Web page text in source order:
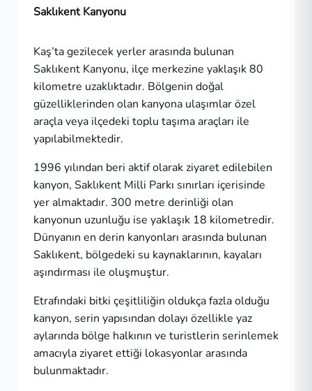
Saklıkent Kanyonu
Kaş’ta gezilecek yerler arasında bulunan
Saklıkent Kanyonu, ilçe merkezine yaklaşık 80
kilometre uzaklıktadır. Bölgenin doğal
güzelliklerinden olan kanyona ulaşımlar özel
araçla veya ilçedeki toplu taşıma araçları ile
yapılabilmektedir.
1996 yılından beri aktif olarak ziyaret edilebilen
kanyon, Saklıkent Milli Parkı sınırları içerisinde
yer almaktadır. 300 metre derinliği olan
kanyonun uzunluğu ise yaklaşık 18 kilometredir.
Dünyanın en derin kanyonları arasında bulunan
Saklıkent, bölgedeki su kaynaklarının, kayaları
aşındırması ile oluşmuştur.
Etrafındaki bitki çeşitliliğin oldukça fazla olduğu
kanyon, serin yapısından dolayı özellikle yaz
aylarında bölge halkının ve turistlerin serinlemek
amacıyla ziyaret ettiği lokasyonlar arasında
bulunmaktadır.